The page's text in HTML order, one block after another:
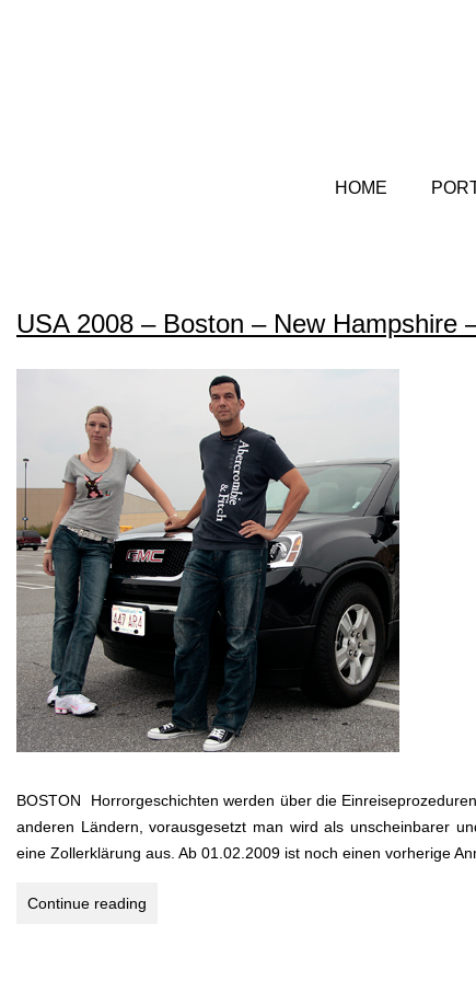
HOME
USA 2008 – Boston – New Hampshire
BOSTON Horrorgeschichten werden über die
anderen Ländern, vorausgesetzt man wird als unscheinbarer
eine Zollerklärung aus. Ab 01.02.2009 ist noch einen vorherige
Continue reading